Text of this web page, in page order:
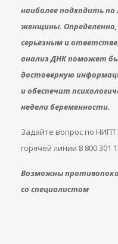
наиболее подходить
женщины. Определенно,
серьезным и
анализ ДНК поможет
достоверную
и обеспечит
недели беременности.
Задайте вопрос по НИПТ
горячей линии 8 800 301
Возможны
со специалистом